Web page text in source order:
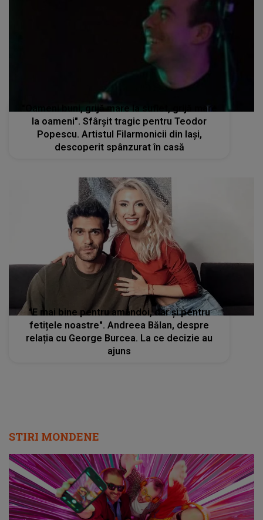
"Oameni buni, grijă mare la suflet, grijă mare
la oameni". Sfârșit tragic pentru Teodor
Popescu. Artistul Filarmonicii din Iași,
descoperit spânzurat în casă
"E mai bine pentru amândoi, dar și pentru
fetițele noastre". Andreea Bălan, despre
relația cu George Burcea. La ce decizie au
ajuns
STIRI MONDENE